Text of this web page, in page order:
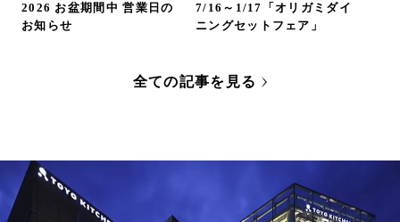
2026 お盆期間中 営業日の
お知らせ
7/16～1/17「オリガミダイ
ニングセットフェア」
全ての記事を見る